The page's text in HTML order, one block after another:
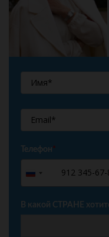
Телефон*
Russia
+7
В какой СТРАНЕ